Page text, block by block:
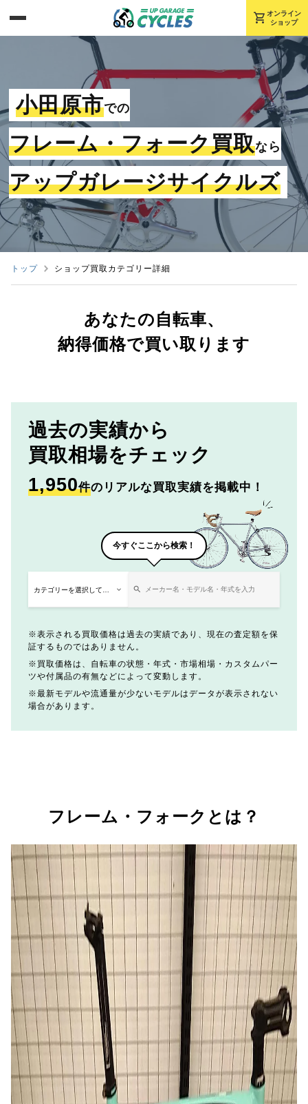
shopping_cart オンライン
ショップ
小田原市での
フレーム・フォーク買取なら
アップガレージサイクルズ
トップ ショップ買取カテゴリー詳細
あなたの自転車、
納得価格で買い取ります
過去の実績から
買取相場をチェック
1,950件のリアルな買取実績を掲載中！
今すぐここから検索！
表示される買取価格は過去の実績であり、現在の査定額を保
証するものではありません。
買取価格は、自転車の状態・年式・市場相場・カスタムパー
ツや付属品の有無などによって変動します。
最新モデルや流通量が少ないモデルはデータが表示されない
場合があります。
フレーム・フォークとは？